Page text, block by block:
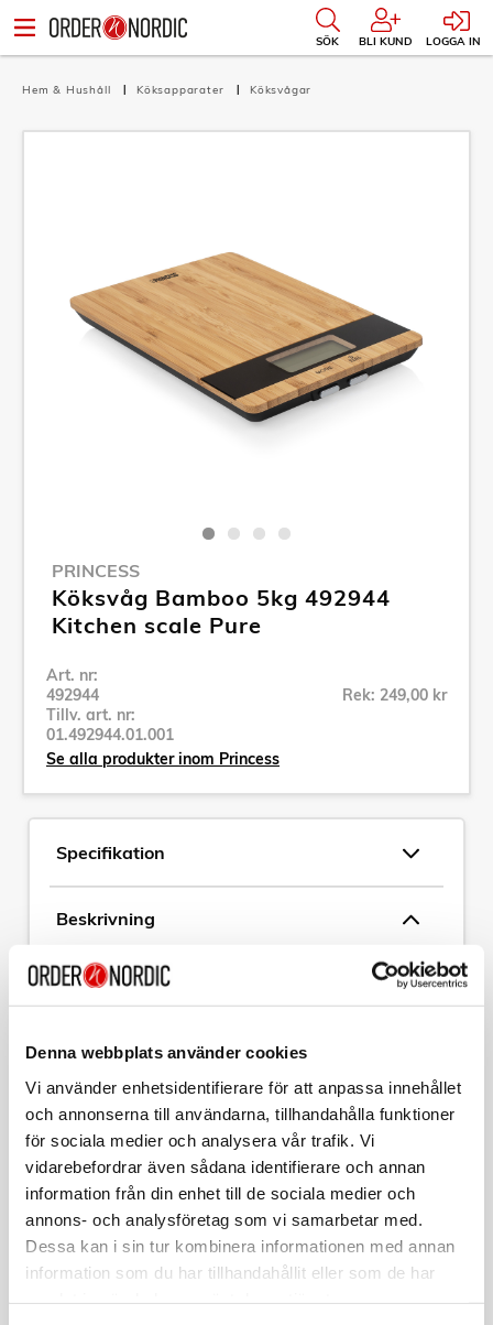
Denna webbplats använder cookies
Vi använder enhetsidentifierare för att anpassa innehållet
och annonserna till användarna, tillhandahålla funktioner
för sociala medier och analysera vår trafik. Vi
vidarebefordrar även sådana identifierare och annan
information från din enhet till de sociala medier och
annons- och analysföretag som vi samarbetar med.
Dessa kan i sin tur kombinera informationen med annan
information som du har tillhandahållit eller som de har
SÖK BLI KUND LOGGA IN
Hem & Hushåll Köksapparater Köksvågar
PRINCESS
Köksvåg Bamboo 5kg 492944
Kitchen scale Pure
Art. nr:
492944
Tillv. art. nr:
01.492944.01.001
Rek: 249,00 kr
Se alla produkter inom Princess
Specifikation
Beskrivning
Art. nr:492944
8713016086020
För hel kartong beställ:
12
Denna trendiga köksvåg med bambuhölje klarar vikter upp
till 5 kg
Den har en LCD-display som är lätt att Läsa av och kan
användas både som brev- och köksvåg.
- Kapacitet 5Kg
- Hög noggrannhet
Läs mer